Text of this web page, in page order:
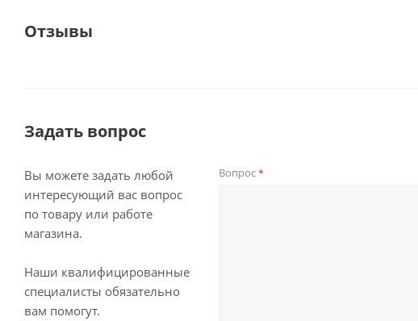
Отзывы
Задать вопрос
Вы можете задать любой
интересующий вас вопрос
по товару или работе
магазина.
Наши квалифицированные
специалисты обязательно
вам помогут.
Вопрос*